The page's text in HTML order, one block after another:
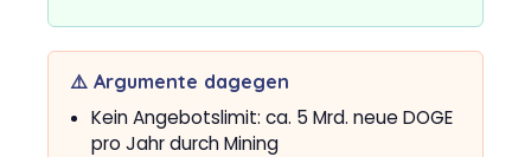
⚠️ Argumente dagegen
Kein Angebotslimit: ca. 5 Mrd. neue DOGE
pro Jahr durch Mining